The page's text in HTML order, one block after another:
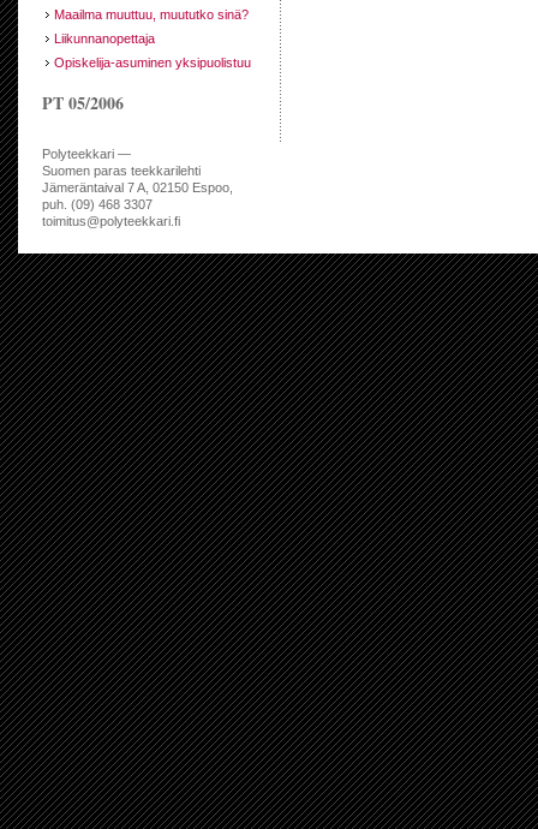
Maailma muuttuu, muututko sinä?
Liikunnanopettaja
Opiskelija-asuminen yksipuolistuu
PT 05/2006
Polyteekkari —
Suomen paras teekkarilehti
Jämeräntaival 7 A, 02150 Espoo,
puh. (09) 468 3307
toimitus@polyteekkari.fi